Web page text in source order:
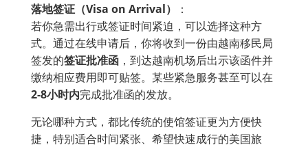
落地签证（Visa on Arrival）
：
若你急需出行或签证时间紧迫，可以选择这种方
式。通过在线申请后，你将收到一份由越南移民局
签发的签证批准函 ，到达越南机场后出示该函件并
缴纳相应费用即可贴签。某些紧急服务甚至可以在
2-8小时内完成批准函的发放。
无论哪种方式，都比传统的使馆签证更为方便快
捷，特别适合时间紧张、希望快速成行的美国旅